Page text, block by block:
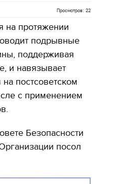
Просмотров: 22
на протяжении
подрывные
поддерживая
и навязывает
постсоветском
с применением
Безопасности
посол